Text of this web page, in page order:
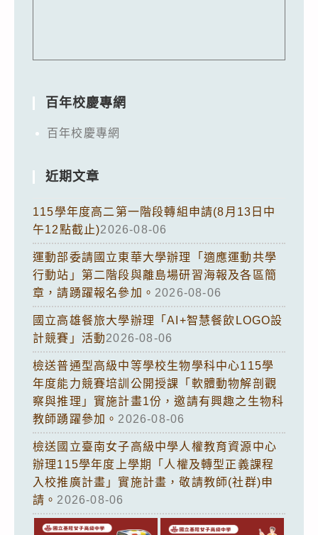
百年校慶專網
百年校慶專網
近期文章
115學年度高二第一階段轉組申請(8月13日中
午12點截止)2026-08-06
運動部委請國立東華大學辦理「適應運動共學
行動站」第二階段與離島場研習海報及各區簡
章，請踴躍報名參加。 2026-08-06
國立高雄餐旅大學辦理「AI+智慧餐飲LOGO設
計競賽」活動2026-08-06
檢送普通型高級中等學校生物學科中心115學
年度能力競賽培訓公開授課「軟體動物解剖觀
察與推理」實施計畫1份，邀請有興趣之生物科
教師踴躍參加。 2026-08-06
檢送國立臺南女子高級中學人權教育資源中心
辦理115學年度上學期「人權及轉型正義課程
入校推廣計畫」實施計畫，敬請教師(社群)申
請。 2026-08-06